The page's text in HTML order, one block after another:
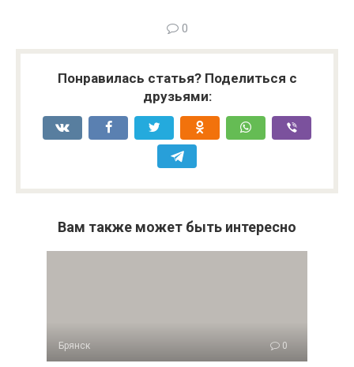
0
Понравилась статья? Поделиться с
друзьями:
Вам также может быть интересно
Брянск 0